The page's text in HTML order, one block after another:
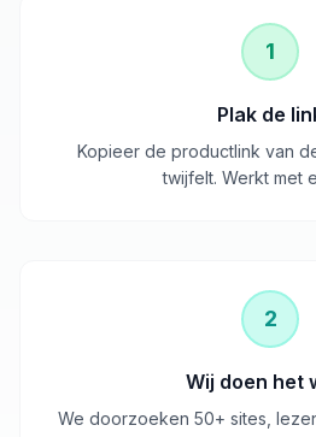
1
Plak de
Kopieer de productlink van
twijfelt. Werkt met
2
Wij doen het
We doorzoeken 50+ sites,